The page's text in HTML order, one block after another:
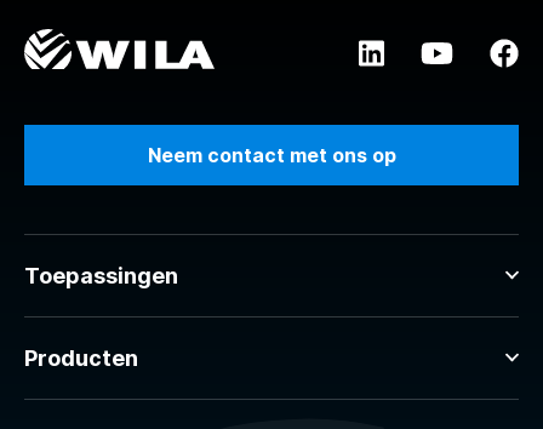
Neem contact met ons op
Toepassingen
Producten